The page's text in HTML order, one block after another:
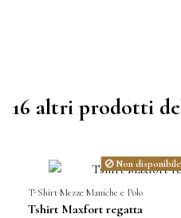
16 altri prodotti
Non disponibile
T-Shirt Mezze Maniche e Polo
Tshirt Maxfort regatta